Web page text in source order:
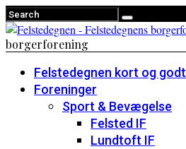
borgerforening
Felstedegnen kort og godt
Foreninger
Sport & Bevægelse
Felsted IF
Lundtoft IF